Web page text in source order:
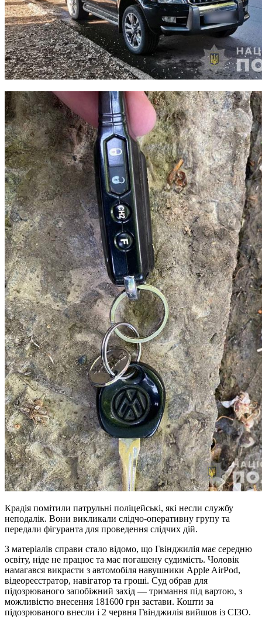
Крадія помітили патрульні поліцейські, які несли службу
неподалік. Вони викликали слідчо-оперативну групу та
передали фігуранта для проведення слідчих дій.
З матеріалів справи стало відомо, що Гвінджилія має середню
освіту, ніде не працює та має погашену судимість. Чоловік
намагався викрасти з автомобіля навушники Apple AirPod,
відеореєстратор, навігатор та гроші. Суд обрав для
підозрюваного запобіжний захід — тримання під вартою, з
можливістю внесення 181600 грн застави. Кошти за
підозрюваного внесли і 2 червня Гвінджилія вийшов із СІЗО.